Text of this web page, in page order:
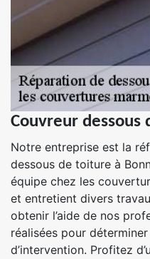
Couvreur dessous
Notre entreprise est la
dessous de toiture à
équipe chez les
et entretient divers
obtenir l’aide de nos
réalisées pour
d’intervention. Profitez